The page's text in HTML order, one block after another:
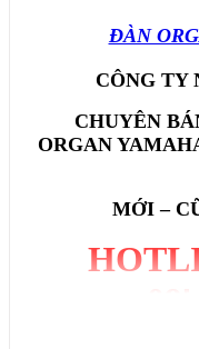
ĐÀN
CÔNG TY
CHUYÊN
ORGAN
MỚI –